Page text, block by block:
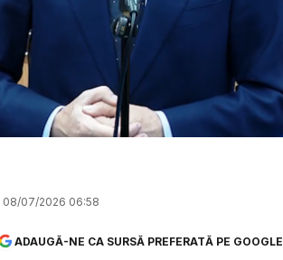
08/07/2026 06:58
ADAUGĂ-NE CA SURSĂ PREFERATĂ PE GOOGLE